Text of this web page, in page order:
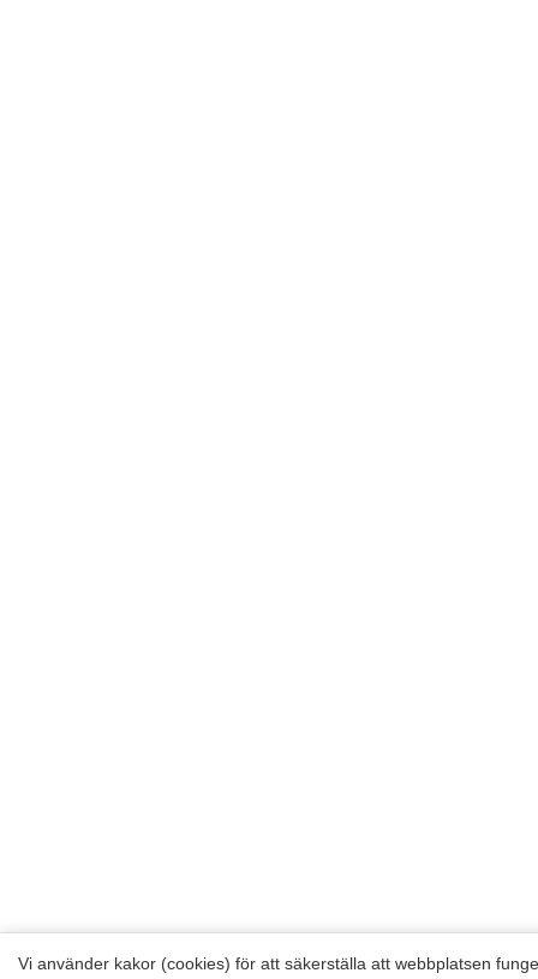
Vi använder kakor (cookies) för att säkerställa att webbplatsen